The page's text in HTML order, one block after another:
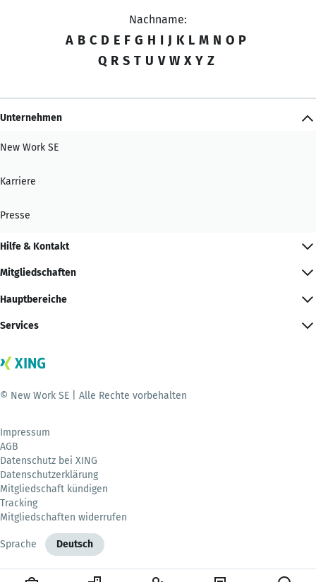
Nachname:
A B C D E F G H I J K L M N O P
Q R S T U V W X Y Z
Unternehmen
New Work SE
Karriere
Presse
Hilfe & Kontakt
Mitgliedschaften
Hauptbereiche
Services
© New Work SE | Alle Rechte vorbehalten
Impressum
AGB
Datenschutz bei XING
Datenschutzerklärung
Mitgliedschaft kündigen
Tracking
Mitgliedschaften widerrufen
Sprache Deutsch